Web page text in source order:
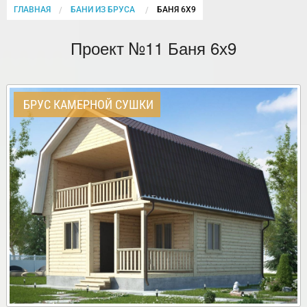
ГЛАВНАЯ БАНИ ИЗ БРУСА CURRENT:
БАНЯ 6Х9
Проект №11 Баня 6х9
БРУС КАМЕРНОЙ СУШКИ